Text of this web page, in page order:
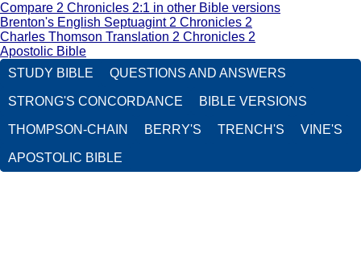
Compare 2 Chronicles 2:1 in other Bible versions
Brenton's English Septuagint 2 Chronicles 2
Charles Thomson Translation 2 Chronicles 2
Apostolic Bible
STUDY BIBLE
QUESTIONS AND ANSWERS
STRONG'S CONCORDANCE BIBLE VERSIONS
THOMPSON-CHAIN BERRY'S TRENCH'S VINE'S
APOSTOLIC BIBLE